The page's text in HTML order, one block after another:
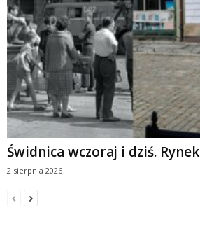
Świdnica wczoraj i dziś. Rynek
2 sierpnia 2026